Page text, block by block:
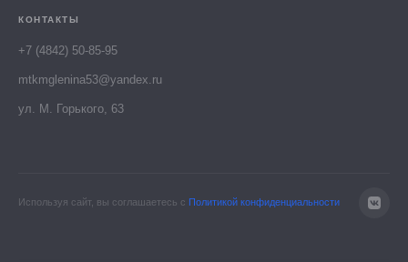
КОНТАКТЫ
+7 (4842) 50-85-95
mtkmglenina53@yandex.ru
ул. М. Горького, 63
Используя сайт, вы соглашаетесь с Политикой конфиденциальности